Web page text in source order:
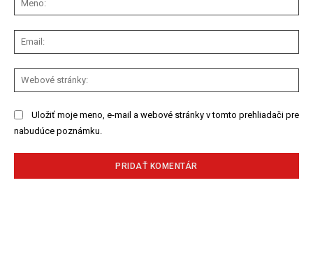
Uložiť moje meno, e-mail a webové stránky v tomto prehliadači pre
nabudúce poznámku.